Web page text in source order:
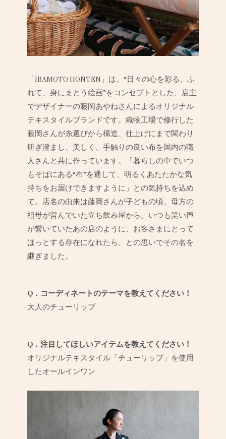
「IBAMOTO HONTEN」は、“日々の心を彩る、ふ
れて、身にまとう絵画”をコンセプトとした、店主
でデザイナーの藤岡あやねさんによるオリジナル
テキスタイルブランドです。織物工場で修行した
藤岡さんが糸選びから構造、仕上げにまで関わり
研ぎ澄まし、美しく、手触りの良い布を国内の職
人さんと共に作っています。「暮らしの中でいつ
もそばにある“布”を通して、明るくあたたかな気
持ちをお届けできますように」との気持ちを込め
て。店名の由来は藤岡さんが子どもの頃、母方の
祖母が営んでいた立ち飲み屋から。いつも笑い声
が響いていたあの店のように、お客さまにとって
ほっとする存在になれたら、との思いでその名を
継ぎました。
Q．コーディネートのテーマを教えてください！
大人のチューリップ
Q．注目してほしいアイテムを教えてください！
オリジナルテキスタイル「チューリップ」を使用
したオールインワン